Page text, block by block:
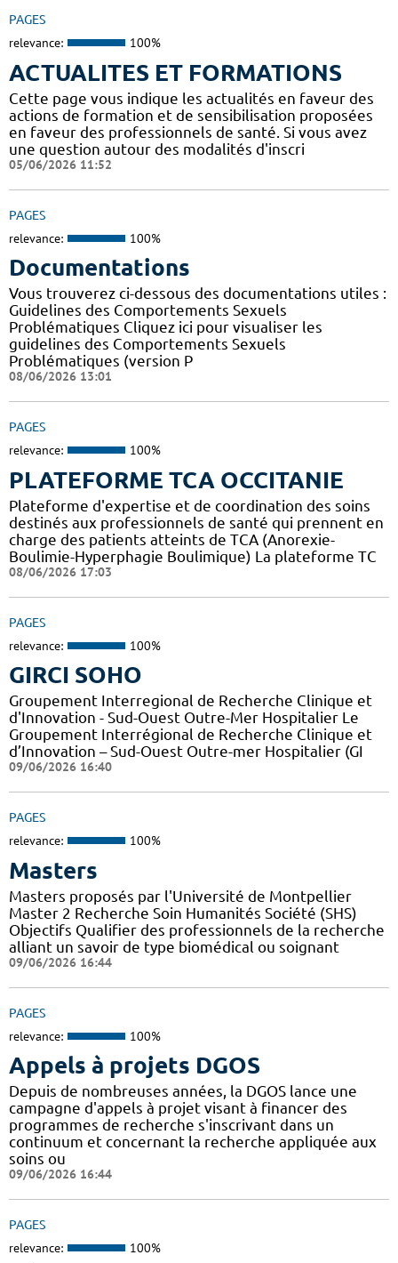
PAGES
relevance: 100%
ACTUALITES ET FORMATIONS
Cette page vous indique les actualités en faveur des
actions de formation et de sensibilisation proposées
en faveur des professionnels de santé. Si vous avez
une question autour des modalités d'inscri
05/06/2026 11:52
PAGES
relevance: 100%
Documentations
Vous trouverez ci-dessous des documentations utiles :
Guidelines des Comportements Sexuels
Problématiques Cliquez ici pour visualiser les
guidelines des Comportements Sexuels
Problématiques (version P
08/06/2026 13:01
PAGES
relevance: 100%
PLATEFORME TCA OCCITANIE
Plateforme d'expertise et de coordination des soins
destinés aux professionnels de santé qui prennent en
charge des patients atteints de TCA (Anorexie-
Boulimie-Hyperphagie Boulimique) La plateforme TC
08/06/2026 17:03
PAGES
relevance: 100%
GIRCI SOHO
Groupement Interregional de Recherche Clinique et
d'Innovation - Sud-Ouest Outre-Mer Hospitalier Le
Groupement Interrégional de Recherche Clinique et
d’Innovation – Sud-Ouest Outre-mer Hospitalier (GI
09/06/2026 16:40
PAGES
relevance: 100%
Masters
Masters proposés par l'Université de Montpellier
Master 2 Recherche Soin Humanités Société (SHS)
Objectifs Qualifier des professionnels de la recherche
alliant un savoir de type biomédical ou soignant
09/06/2026 16:44
PAGES
relevance: 100%
Appels à projets DGOS
Depuis de nombreuses années, la DGOS lance une
campagne d'appels à projet visant à financer des
programmes de recherche s'inscrivant dans un
continuum et concernant la recherche appliquée aux
soins ou
09/06/2026 16:44
PAGES
relevance: 100%